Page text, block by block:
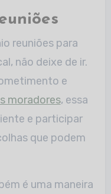
reuniões para
não deixe de ir.
e
moradores, essa
e participar
que podem
é uma maneira